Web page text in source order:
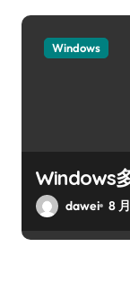
Windows
Windows
dawei 8